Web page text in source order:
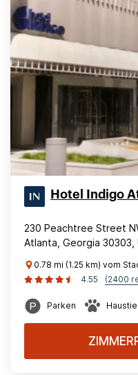
Hotel Indigo
230 Peachtree Street
Atlanta, Georgia
0.78 mi (1.25 km) vom
4.55
(2400
Parken